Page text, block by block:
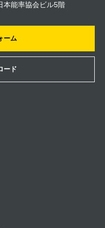
本能率協会ビル5階
ーム
ード